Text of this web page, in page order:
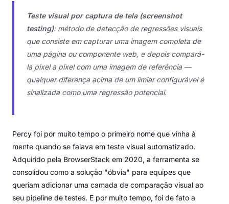
Teste visual por captura de tela (screenshot
testing): método de detecção de regressões visuais
que consiste em capturar uma imagem completa de
uma página ou componente web, e depois compará-
la pixel a pixel com uma imagem de referência —
qualquer diferença acima de um limiar configurável é
sinalizada como uma regressão potencial.
Percy foi por muito tempo o primeiro nome que vinha à
mente quando se falava em teste visual automatizado.
Adquirido pela BrowserStack em 2020, a ferramenta se
consolidou como a solução "óbvia" para equipes que
queriam adicionar uma camada de comparação visual ao
seu pipeline de testes. E por muito tempo, foi de fato a